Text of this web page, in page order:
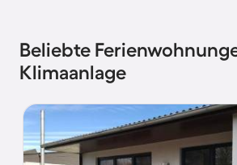
Beliebte
Klimaanlage